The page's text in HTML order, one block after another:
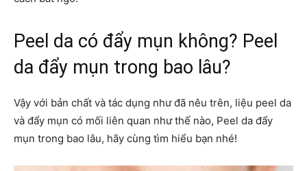
Peel da có đẩy mụn không? Peel
da đẩy mụn trong bao lâu?
Vậy với bản chất và tác dụng như đã nêu trên, liệu peel da
và đẩy mụn có mối liên quan như thế nào, Peel da đẩy
mụn trong bao lâu, hãy cùng tìm hiểu bạn nhé!